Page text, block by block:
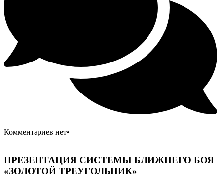
Комментариев нет•
ПРЕЗЕНТАЦИЯ СИСТЕМЫ БЛИЖНЕГО БОЯ
«ЗОЛОТОЙ ТРЕУГОЛЬНИК»